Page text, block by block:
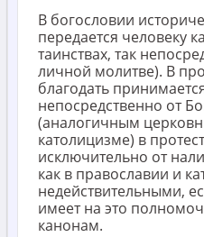
В богословии
передается человеку
таинствах, так
личной молитве). В
благодать
непосредственно от
(аналогичным
католицизме) в
исключительно от
как в православии и
недействительными,
имеет на это
канонам.